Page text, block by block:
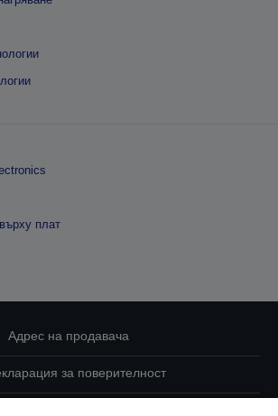
плат
Адрес на продавача
за поверителност